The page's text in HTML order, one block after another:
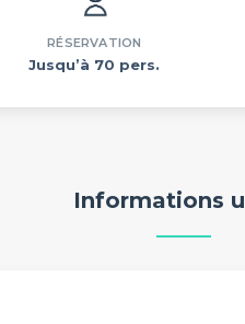
RÉSERVATION
Jusqu’à 70 pers.
Informations